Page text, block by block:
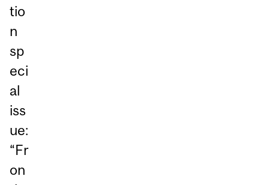
tio
n
sp
eci
al
iss
ue:
“Fr
on